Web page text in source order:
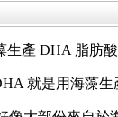
產 DHA 脂肪酸
就是用海藻生